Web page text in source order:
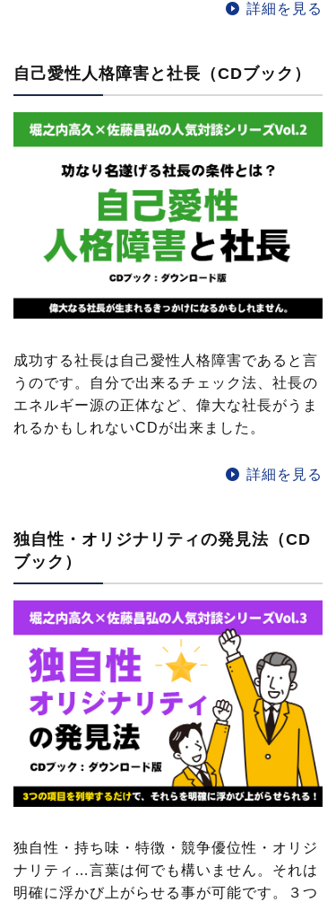
詳細を見る
自己愛性人格障害と社長（CDブック）
成功する社長は自己愛性人格障害であると言
うのです。自分で出来るチェック法、社長の
エネルギー源の正体など、偉大な社長がうま
れるかもしれないCDが出来ました。
詳細を見る
独自性・オリジナリティの発見法（CD
ブック）
独自性・持ち味・特徴・競争優位性・オリジ
ナリティ…言葉は何でも構いません。それは
明確に浮かび上がらせる事が可能です。３つ